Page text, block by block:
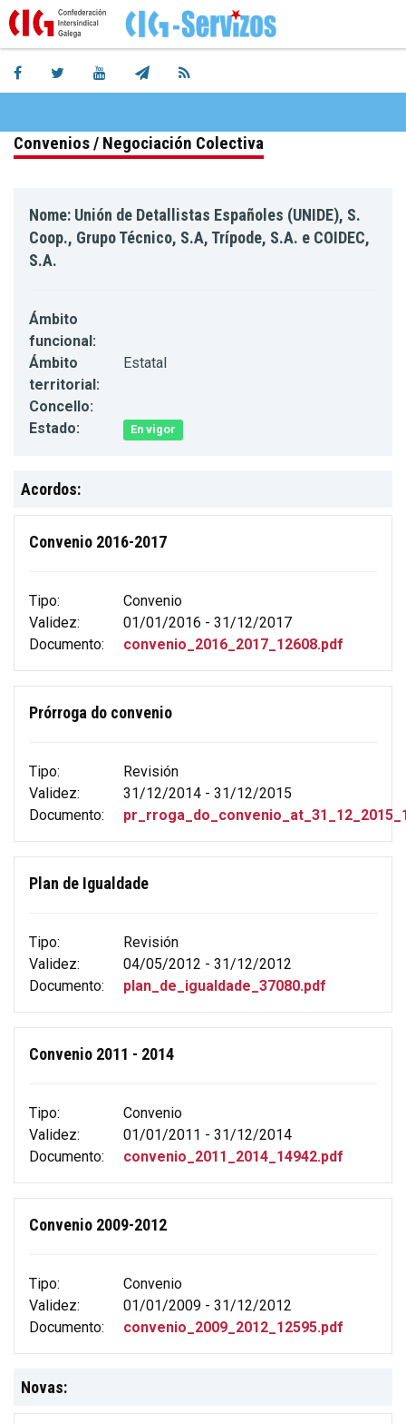
Convenios / Negociación Colectiva
Nome: Unión de Detallistas Españoles (UNIDE), S.
Coop., Grupo Técnico, S.A, Trípode, S.A. e COIDEC,
S.A.
Ámbito
funcional:
Ámbito
territorial:
Estatal
Concello:
Estado:
En vigor
Acordos:
Convenio 2016-2017
Tipo:
Convenio
Validez:
01/01/2016 - 31/12/2017
Documento:
convenio_2016_2017_12608.pdf
Prórroga do convenio
Tipo:
Revisión
Validez:
31/12/2014 - 31/12/2015
Documento:
Plan de Igualdade
Tipo:
Revisión
Validez:
04/05/2012 - 31/12/2012
Documento:
plan_de_igualdade_37080.pdf
Convenio 2011 - 2014
Tipo:
Convenio
Validez:
01/01/2011 - 31/12/2014
Documento:
convenio_2011_2014_14942.pdf
Convenio 2009-2012
Tipo:
Convenio
Validez:
01/01/2009 - 31/12/2012
Documento:
convenio_2009_2012_12595.pdf
Novas: